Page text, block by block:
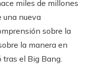
miles de millones
una nueva
sobre la
la manera en
el Big Bang.